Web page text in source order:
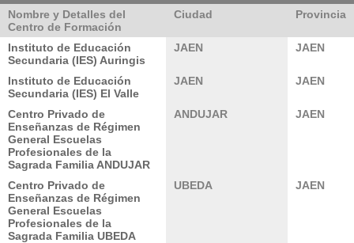
Nombre y Detalles del
Centro de Formación
Ciudad Provincia
Instituto de Educación
Secundaria (IES) Auringis
JAEN JAEN
Instituto de Educación
Secundaria (IES) El Valle
JAEN JAEN
Centro Privado de
Enseñanzas de Régimen
General Escuelas
Profesionales de la
Sagrada Familia ANDUJAR
ANDUJAR JAEN
Centro Privado de
Enseñanzas de Régimen
General Escuelas
Profesionales de la
Sagrada Familia UBEDA
UBEDA JAEN